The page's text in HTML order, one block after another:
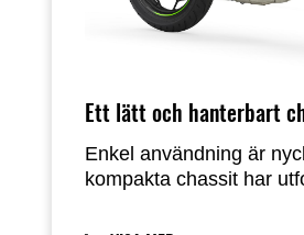
Ett lätt och hanterbart
Enkel användning är
kompakta chassit har
Förutsägbara